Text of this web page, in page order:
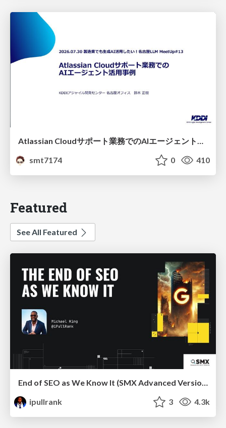
Atlassian Cloudサポート業務でのAIエージェント活用事例
smt7174
0 410
Featured
See All Featured
ipullrank
3 4.3k